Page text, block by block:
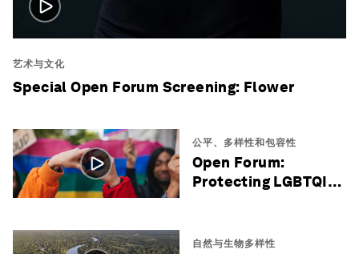
艺术与文化
Special Open Forum Screening: Flower
公平、多样性和包容性
Open Forum:
Protecting LGBTQI+
自然与生物多样性